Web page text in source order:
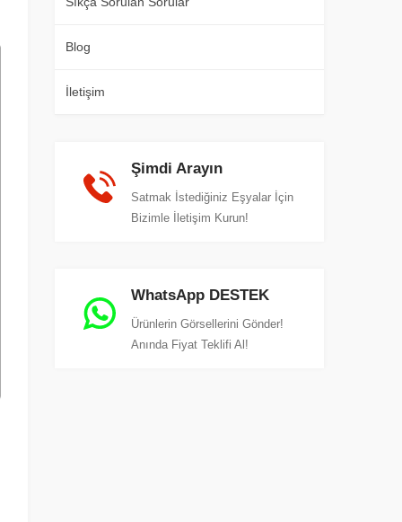
Blog
İletişim
Şimdi Arayın
Satmak İstediğiniz Eşyalar İçin
Bizimle İletişim Kurun!
WhatsApp DESTEK
Ürünlerin Görsellerini Gönder!
Anında Fiyat Teklifi Al!